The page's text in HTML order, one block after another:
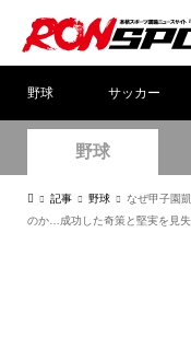
野球 サッカー
野球
記事 野球
なぜ甲子園
のか…成功した奇策と堅実を見